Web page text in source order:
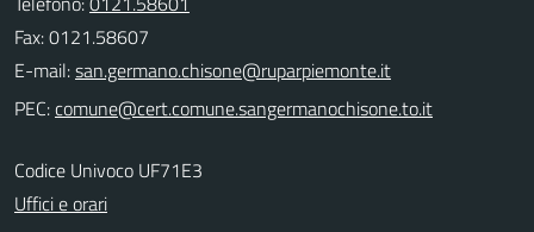
Fax: 0121.58607
E-mail:
PEC:
Codice Univoco UF71E3
Uffici e orari